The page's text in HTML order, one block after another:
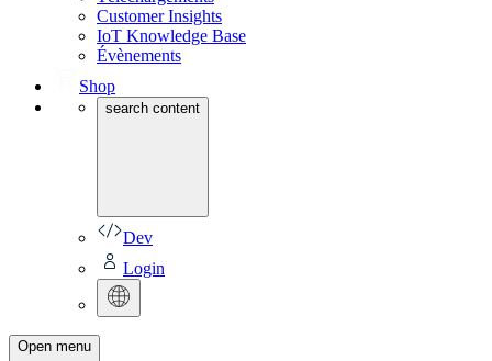
Customer Insights
IoT Knowledge Base
Évènements
Shop
search content
Dev
Login
Open menu